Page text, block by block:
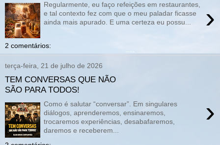
›
Regularmente, eu faço refeições em restaurantes,
e tal contexto fez com que o meu paladar ficasse
ainda mais apurado. E uma certeza eu possu...
2 comentários:
terça-feira, 21 de julho de 2026
TEM CONVERSAS QUE NÃO
SÃO PARA TODOS!
›
Como é salutar “conversar”. Em singulares
diálogos, aprenderemos, ensinaremos,
trocaremos experiências, desabafaremos,
daremos e receberem...